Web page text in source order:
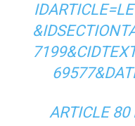
ARTICLE 80